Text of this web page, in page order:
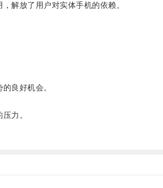
解放了用户对实体手机的依赖。
良好机会。
力。